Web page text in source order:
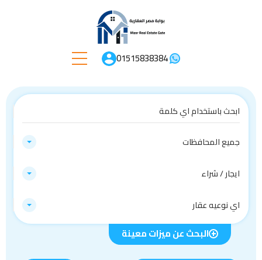
01515838384
جميع المحافظات
ايجار / شراء
اي نوعيه عقار
البحث عن ميزات معينة